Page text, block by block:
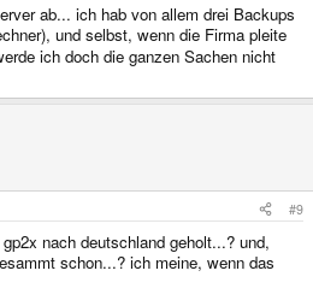
ab... ich hab von allem drei Backups
und selbst, wenn die Firma pleite
ich doch die ganzen Sachen nicht
#9
nach deutschland geholt...? und,
schon...? ich meine, wenn das